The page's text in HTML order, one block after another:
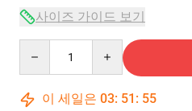
사이즈 가이드 보기
이 세일은 03: 51 : 54